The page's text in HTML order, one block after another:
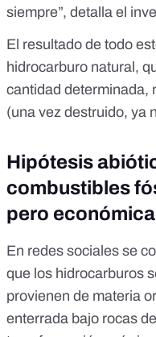
siempre”, detalla el
El resultado de todo
hidrocarburo natural,
cantidad determinada,
(una vez destruido, ya
Hipótesis
combustibles
pero
En redes sociales se
que los hidrocarburos
provienen de materia
enterrada bajo rocas